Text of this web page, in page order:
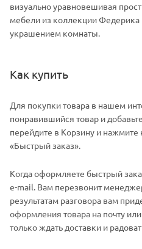
визуально уравновешивая
мебели из коллекции
украшением комнаты.
Как купить
Для покупки товара в нашем
понравившийся товар и
перейдите в Корзину и
«Быстрый заказ».
Когда оформляете быстрый
e-mail. Вам перезвонит
результатам разговора вам
оформления товара на почту
только ждать доставки и